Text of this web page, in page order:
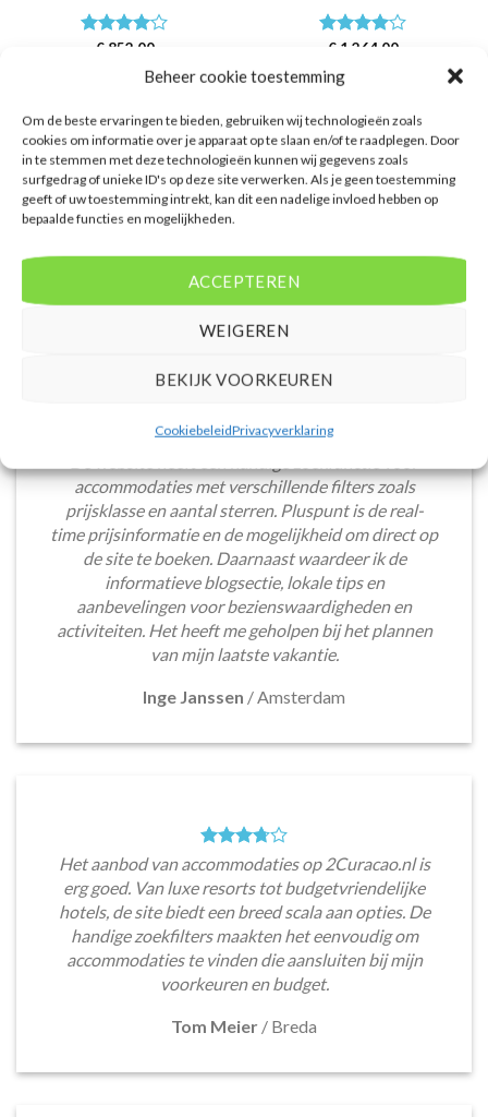
Beheer cookie toestemming
Om de beste ervaringen te bieden, gebruiken wij technologieën zoals
cookies om informatie over je apparaat op te slaan en/of te raadplegen. Door
in te stemmen met deze technologieën kunnen wij gegevens zoals
surfgedrag of unieke ID's op deze site verwerken. Als je geen toestemming
geeft of uw toestemming intrekt, kan dit een nadelige invloed hebben op
bepaalde functies en mogelijkheden.
ACCEPTEREN
WEIGEREN
BEKIJK VOORKEUREN
CookiebeleidPrivacyverklaring
Waardering
€852,00
sterren accommodatie in
direct bij onze partner D-reizen.
Nu vanaf EUR 852.00 per persoon.
PRIJZEN EN BOEKEN
Waardering
€ 1.264,00
Papagayo Beach is een 4 sterren
accommodatie in Jan Thiel. U
partner D-reizen. Nu vanaf EUR
1264.00 per persoon.
PRIJZEN EN BOEKEN
WAT ZE OVER ONS ZEGGEN
accommodaties met verschillende filters zoals
prijsklasse en aantal sterren. Pluspunt is de real-
time prijsinformatie en de mogelijkheid om direct op
de site te boeken. Daarnaast waardeer ik de
informatieve blogsectie, lokale tips en
aanbevelingen voor bezienswaardigheden en
activiteiten. Het heeft me geholpen bij het plannen
van mijn laatste vakantie.
Inge Janssen / Amsterdam
Het aanbod van accommodaties op 2Curacao.nl is
erg goed. Van luxe resorts tot budgetvriendelijke
hotels, de site biedt een breed scala aan opties. De
handige zoekfilters maakten het eenvoudig om
accommodaties te vinden die aansluiten bij mijn
voorkeuren en budget.
Tom Meier / Breda